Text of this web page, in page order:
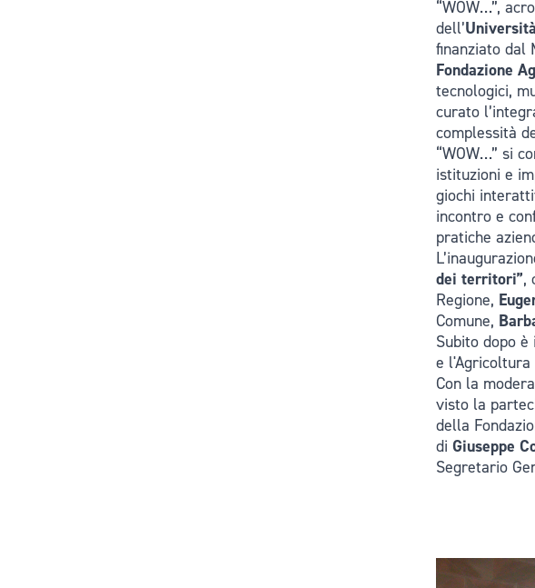
“WOW…”,
dell’
finanziato dal
Fondazione
tecnologici,
curato
complessità
“WOW…” si
istituzioni e
giochi
incontro e
pratiche
dei territori”,
Regione,
Comune,
Subito dopo
e l'Agricoltura
Con la
visto la
della
di Giuseppe
Segretario